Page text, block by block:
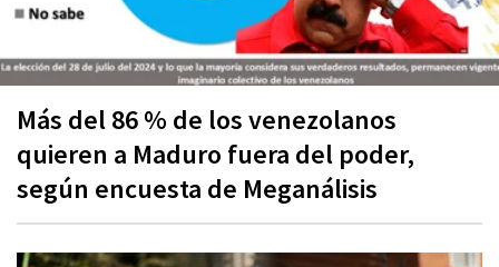
Más del 86 % de los venezolanos
quieren a Maduro fuera del poder,
según encuesta de Meganálisis